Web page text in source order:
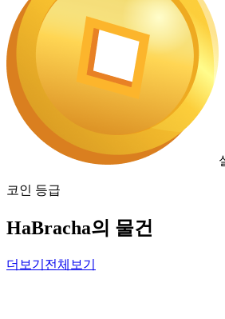
코인 등급
HaBracha의 물건
더보기 전체보기